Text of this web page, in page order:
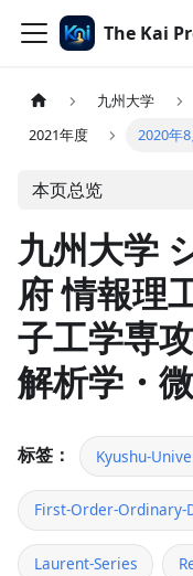
The Kai
九州大学
2021年度
2020年
本页总览
九州大学
府 情報理
子工学専
解析学・
标签： Kyushu-
First-Order-
Laurent-Series